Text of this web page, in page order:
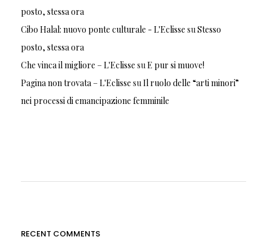
posto, stessa ora
Cibo Halal: nuovo ponte culturale - L'Eclisse suStesso
posto, stessa ora
Che vinca il migliore – L'Eclisse suE pur si muove!
Pagina non trovata – L'Eclisse suIl ruolo delle “arti minori”
nei processi di emancipazione femminile
RECENT COMMENTS